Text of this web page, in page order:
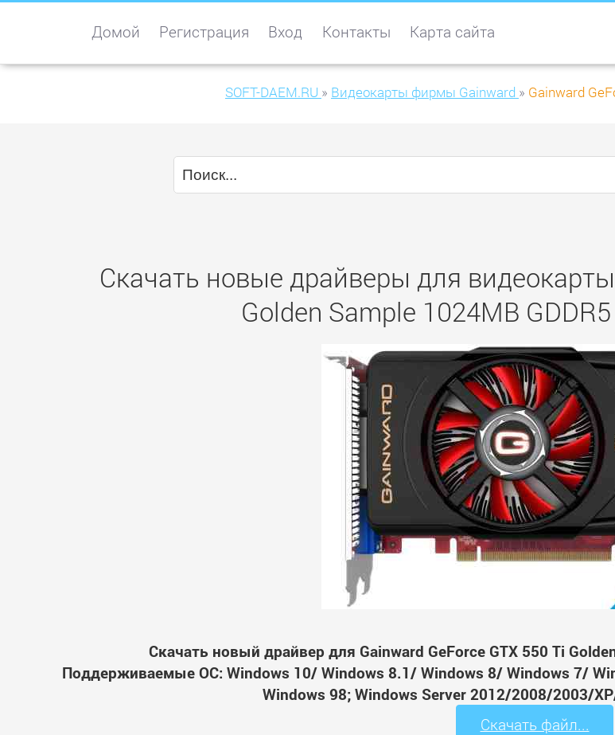
Домой Регистрация Вход Контакты Карта сайта
SOFT-DAEM.RU » Видеокарты фирмы Gainward » Gainward
Скачать новые драйверы для
Golden Sample 1024MB
Скачать новый драйвер для Gainward GeForce GTX 550 Ti
Поддерживаемые ОС: Windows 10/ Windows 8.1/ Windows 8/ Windows 7/
Windows 98; Windows Server 2012/2008/2003/
Скачать файл...